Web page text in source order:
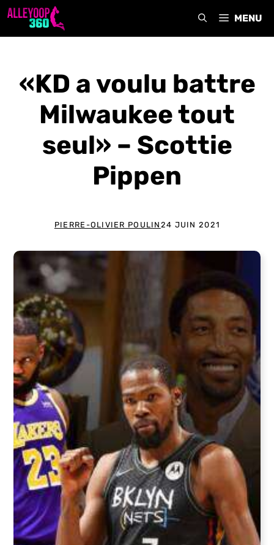
Aller
MENU
«KD a voulu battre
Milwaukee tout
seul» – Scottie
Pippen
PIERRE-OLIVIER POULIN 24 JUIN 2021